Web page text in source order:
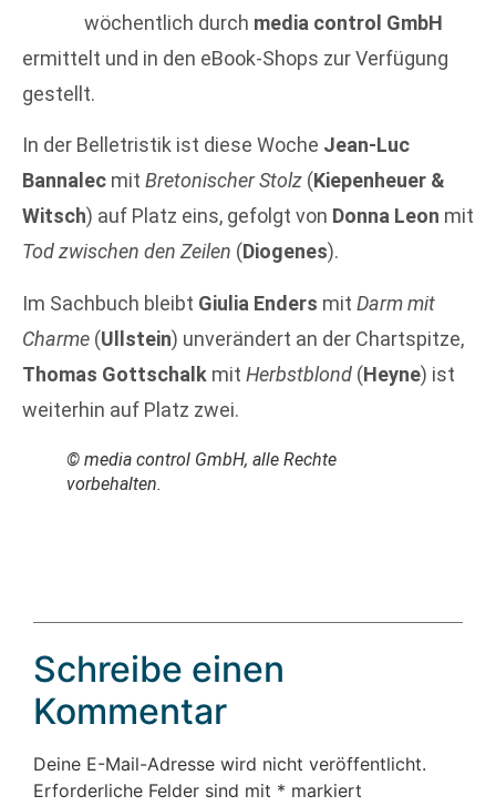
wöchentlich durch media control GmbH
ermittelt und in den eBook-Shops zur Verfügung
gestellt.
In der Belletristik ist diese Woche Jean-Luc
Bannalec mit Bretonischer Stolz (Kiepenheuer &
Witsch) auf Platz eins, gefolgt von Donna Leon mit
Tod zwischen den Zeilen (Diogenes).
Im Sachbuch bleibt Giulia Enders mit Darm mit
Charme (Ullstein) unverändert an der Chartspitze,
Thomas Gottschalk mit Herbstblond (Heyne) ist
weiterhin auf Platz zwei.
© media control GmbH, alle Rechte
vorbehalten.
Schreibe einen
Kommentar
Deine E-Mail-Adresse wird nicht veröffentlicht.
Erforderliche Felder sind mit * markiert